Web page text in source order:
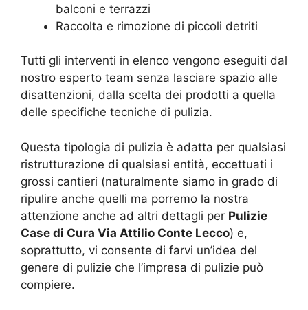
balconi e terrazzi
Raccolta e rimozione di piccoli detriti
Tutti gli interventi in elenco vengono eseguiti dal
nostro esperto team senza lasciare spazio alle
disattenzioni, dalla scelta dei prodotti a quella
delle specifiche tecniche di pulizia.
Questa tipologia di pulizia è adatta per qualsiasi
ristrutturazione di qualsiasi entità, eccettuati i
grossi cantieri (naturalmente siamo in grado di
ripulire anche quelli ma porremo la nostra
attenzione anche ad altri dettagli per Pulizie
Case di Cura Via Attilio Conte Lecco) e,
soprattutto, vi consente di farvi un’idea del
genere di pulizie che l’impresa di pulizie può
compiere.